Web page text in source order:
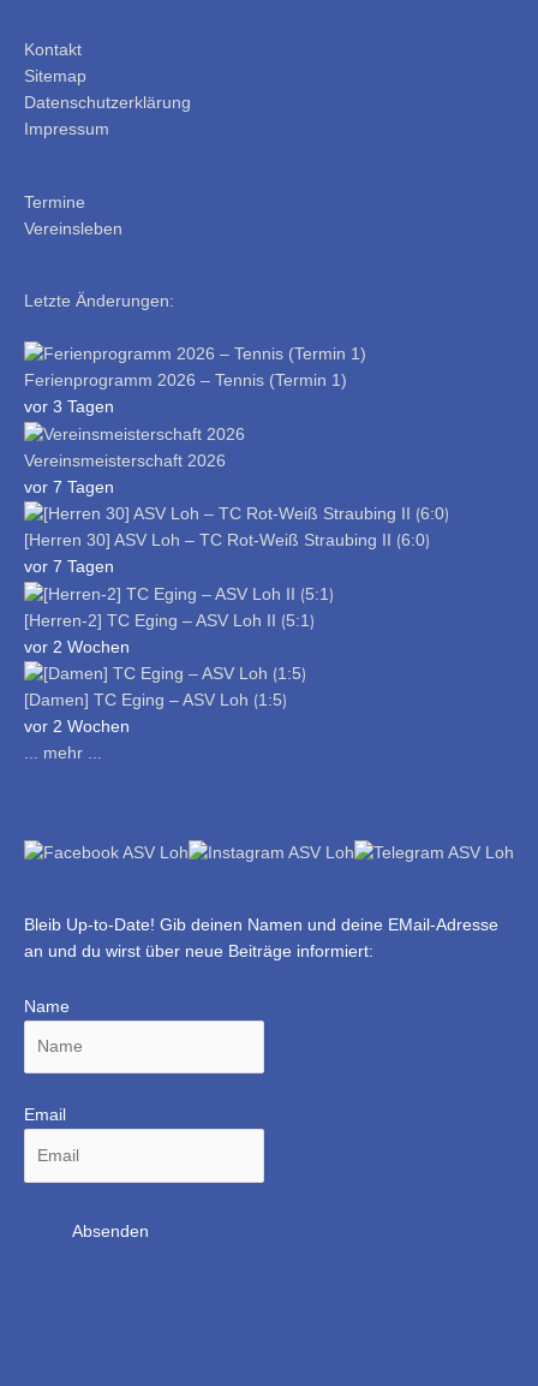
Kontakt
Sitemap
Datenschutzerklärung
Impressum
Termine
Vereinsleben
Letzte Änderungen:
Ferienprogramm 2026 – Tennis (Termin 1)
vor 3 Tagen
Vereinsmeisterschaft 2026
vor 7 Tagen
[Herren 30] ASV Loh – TC Rot-Weiß Straubing II ⟮6:0⟯
vor 7 Tagen
[Herren-2] TC Eging – ASV Loh II ⟮5:1⟯
vor 2 Wochen
[Damen] TC Eging – ASV Loh ⟮1:5⟯
vor 2 Wochen
... mehr ...
Bleib Up-to-Date! Gib deinen Namen und deine EMail-Adresse
an und du wirst über neue Beiträge informiert:
Name
Email